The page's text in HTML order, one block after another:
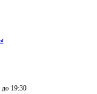
до 19:30